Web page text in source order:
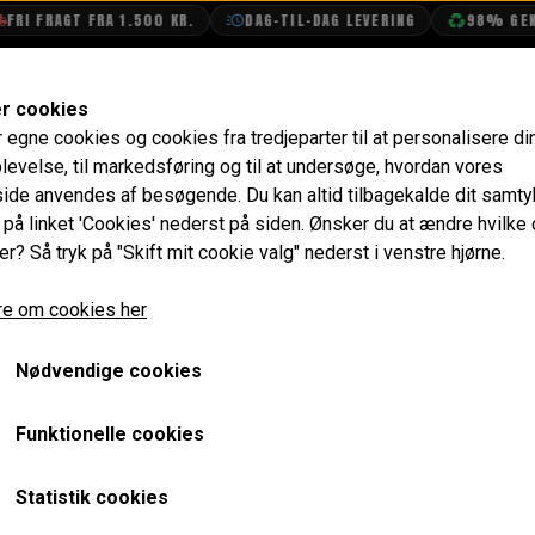
FRA 1.500 KR. DAG-TIL-DAG LEVERING 98%
40 - 5 Liter
Sunoco Synturo GOLD
Liter
Varenummer: MS23022
Fuldsyntetisk motorolie til de mest krævende
Denne motorolie anbefales til alle typer benzin-, gas- og
cookies
egne cookies og cookies fra tredjeparter til at personalisere
til markedsføring og til at undersøge, hvordan vores
anvendes af besøgende. Du kan altid tilbagekalde dit
linket 'Cookies' nederst på siden. Ønsker du at ændre hvilke
Så tryk på "Skift mit cookie valg" nederst i venstre hjørne.
om cookies her
Nødvendige cookies
Funktionelle cookies
Statistik cookies